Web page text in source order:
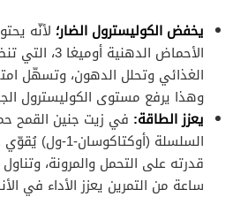
يخفض الكوليسترول الضار؛ لأنّه
الأحماض الدهنية
الغذائي وتحلل الدهون، وتسهّل
وهذا يرفع مستوى الكوليسترول
يعزز الطاقة: في زيت جنين
السلسلة
قدرته على التحمل والمرونة،
ساعة من التمرين يعزز الأداء في